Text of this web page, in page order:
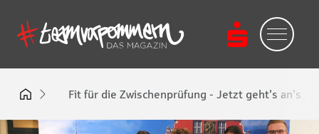
Fit für die Zwischenprüfung - Jetzt geht's an's